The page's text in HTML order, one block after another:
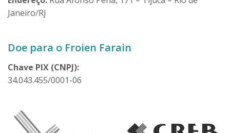
Janeiro/RJ
Doe para o Froien Farain
Chave PIX (CNPJ):
34.043.455/0001-06